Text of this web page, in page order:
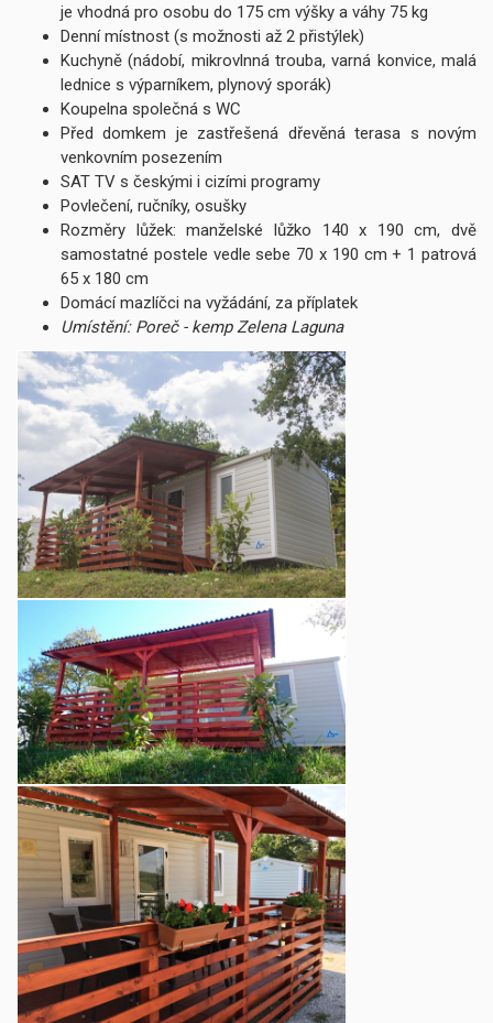
je vhodná pro osobu do 175 cm výšky a váhy 75 kg
Denní místnost (s možnosti až 2 přistýlek)
Kuchyně (nádobí, mikrovlnná trouba, varná konvice, malá
lednice s výparníkem, plynový sporák)
Koupelna společná s WC
Před domkem je zastřešená dřevěná terasa s novým
venkovním posezením
SAT TV s českými i cizími programy
Povlečení, ručníky, osušky
Rozměry lůžek: manželské lůžko 140 x 190 cm, dvě
samostatné postele vedle sebe 70 x 190 cm + 1 patrová
65 x 180 cm
Domácí mazlíčci na vyžádání, za příplatek
Umístění: Poreč - kemp Zelena Laguna